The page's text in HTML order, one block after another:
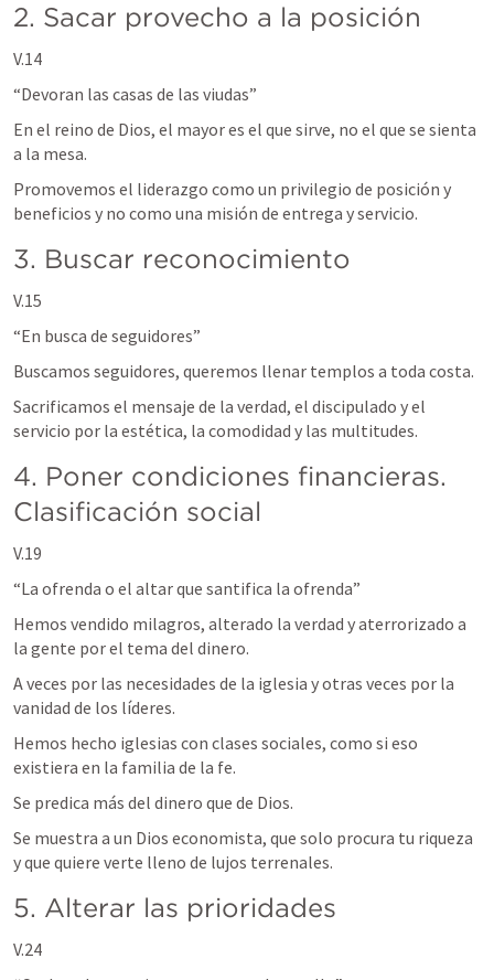
2. Sacar provecho a la posición
V.14
“Devoran las casas de las viudas”
En el reino de Dios, el mayor es el que sirve, no el que se sienta
a la mesa.
Promovemos el liderazgo como un privilegio de posición y
beneficios y no como una misión de entrega y servicio.
3. Buscar reconocimiento
V.15
“En busca de seguidores”
Buscamos seguidores, queremos llenar templos a toda costa.
Sacrificamos el mensaje de la verdad, el discipulado y el
servicio por la estética, la comodidad y las multitudes.
4. Poner condiciones financieras.
Clasificación social
V.19
“La ofrenda o el altar que santifica la ofrenda”
Hemos vendido milagros, alterado la verdad y aterrorizado a
la gente por el tema del dinero.
A veces por las necesidades de la iglesia y otras veces por la
vanidad de los líderes.
Hemos hecho iglesias con clases sociales, como si eso
existiera en la familia de la fe.
Se predica más del dinero que de Dios.
Se muestra a un Dios economista, que solo procura tu riqueza
y que quiere verte lleno de lujos terrenales.
5. Alterar las prioridades
V.24